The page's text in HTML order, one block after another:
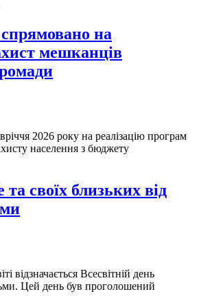
на
мешканців
2026 року на реалізацію програм
населення з бюджету
та своїх близьких від
відзначається Всесвітній день
Цей день був проголошений